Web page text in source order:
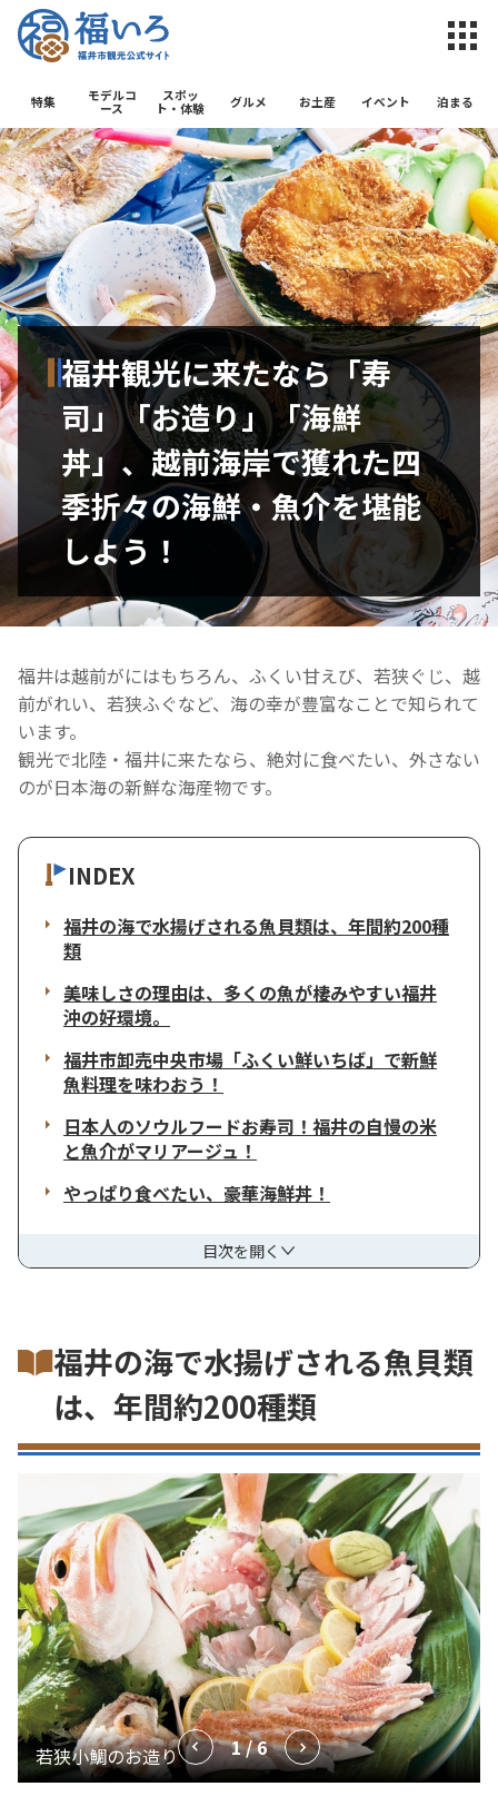
福井市観光
特集
モデルコ
ース
スポッ
ト・体験
グルメ お土産 イベント 泊まる
福井観光に来たなら「寿
司」「お造り」「海鮮
丼」、越前海岸で獲れた四
季折々の海鮮・魚介を堪能
しよう！
福井は越前がにはもちろん、ふくい甘えび、若狭ぐじ、越
前がれい、若狭ふぐなど、海の幸が豊富なことで知られて
います。
観光で北陸・福井に来たなら、絶対に食べたい、外さない
のが日本海の新鮮な海産物です。
INDEX
福井の海で水揚げされる魚貝類は、年間約200種
類
美味しさの理由は、多くの魚が棲みやすい福井
沖の好環境。
福井市卸売中央市場「ふくい鮮いちば」で新鮮
魚料理を味わおう！
日本人のソウルフードお寿司！福井の自慢の米
と魚介がマリアージュ！
やっぱり食べたい、豪華海鮮丼！
目次を開く
福井の海で水揚げされる魚貝類
は、年間約200種類
1 / 6